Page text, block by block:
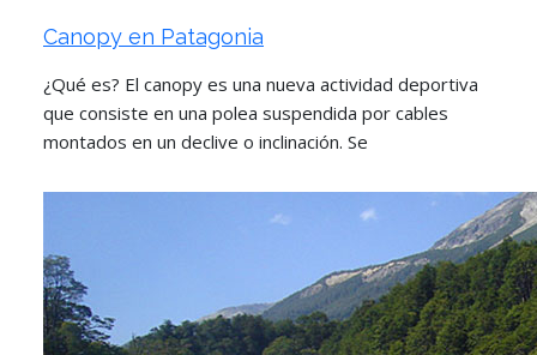
Canopy en Patagonia
¿Qué es? El canopy es una nueva actividad deportiva
que consiste en una polea suspendida por cables
montados en un declive o inclinación. Se